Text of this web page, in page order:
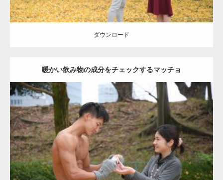
ダウンロード
暖かい飲み物の成分をチェックするマッチョ
Update:2021.07.8
Category:公園のマッチョ その他 AKIHITO(細マッチョ) 上腕三頭筋
肩
ダウンロード